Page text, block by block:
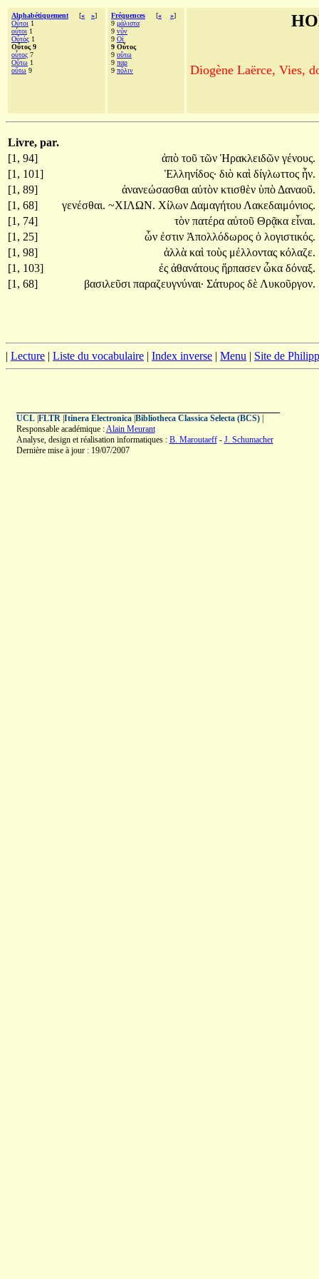
Alphabétiquement [« »]
Οὗτοι 1
οὗτοι 1
Οὗτός 1
Οὗτος 9
οὗτος 7
Οὕτω 1
οὕτω 9
Fréquences [« »]
9 μάλιστα
9 νῦν
9 Οἱ
9 Οὗτος
9 οὕτω
9 παρ
9 πόλιν Diogène Laërce, Vies,
Livre, par.
[1, 94]
ἀπὸ τοῦ τῶν Ἡρακλειδῶν γένους.
[1, 101]
Ἑλληνίδος· διὸ καὶ δίγλωττος ἦν.
[1, 89]
ἀνανεώσασθαι αὐτὸν κτισθὲν ὑπὸ Δαναοῦ.
[1, 68]
γενέσθαι. ~ΧΙΛΩΝ. Χίλων Δαμαγήτου Λακεδαιμόνιος.
[1, 74]
τὸν πατέρα αὐτοῦ Θρᾷκα εἶναι.
[1, 25]
ὧν ἐστιν Ἀπολλόδωρος ὁ λογιστικός.
[1, 98]
ἀλλὰ καὶ τοὺς μέλλοντας κόλαζε.
[1, 103]
ἐς ἀθανάτους ἥρπασεν ὦκα δόναξ.
[1, 68]
βασιλεῦσι παραζευγνύναι· Σάτυρος δὲ Λυκοῦργον.
| Lecture | Liste du vocabulaire | Index inverse | Menu | Site de
UCL| FLTR| Itinera Electronica| Bibliotheca Classica Selecta (BCS)|
Responsable académique :Alain Meurant
Analyse, design et réalisation informatiques : B. Maroutaeff- J. Schumacher
Dernière mise à jour : 19/07/2007